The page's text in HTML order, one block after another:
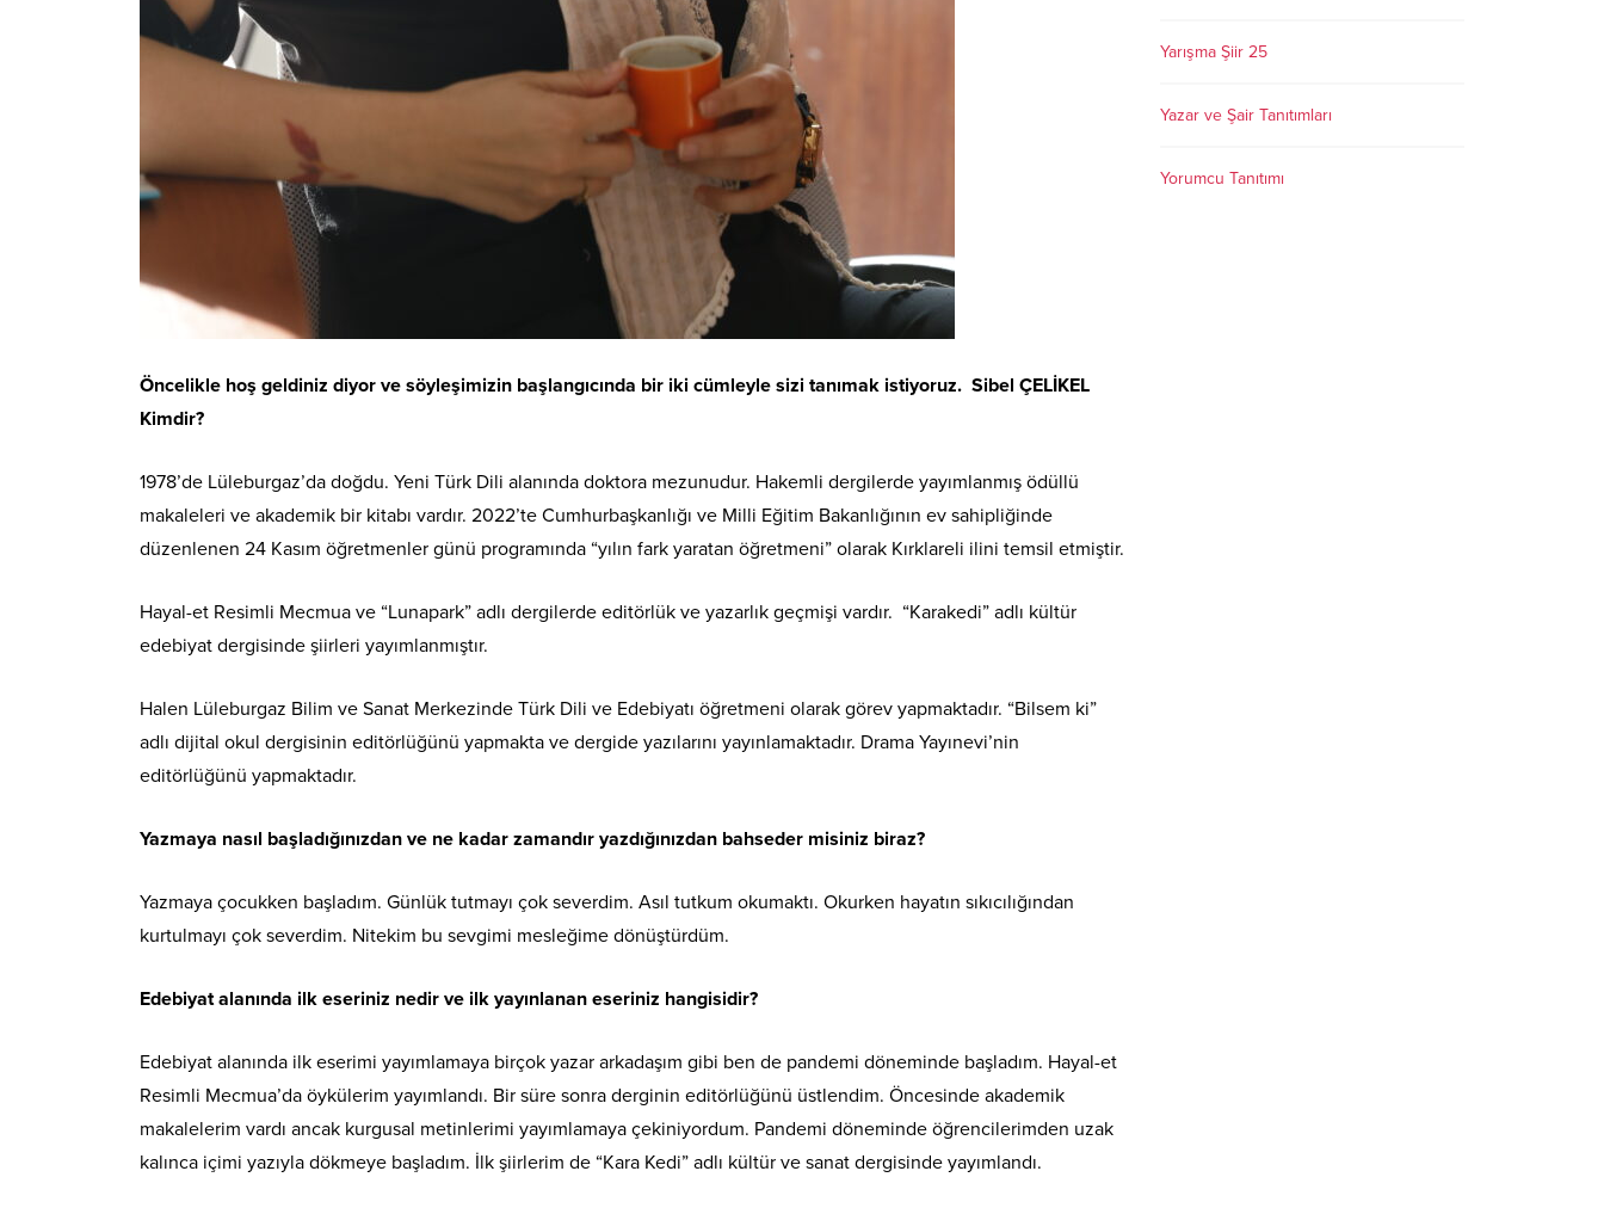
Öncelikle hoş geldiniz diyor ve söyleşimizin başlangıcında bir iki cümleyle sizi tanımak istiyoruz. Sibel ÇELİKEL
Kimdir?
1978’de Lüleburgaz’da doğdu. Yeni Türk Dili alanında doktora mezunudur. Hakemli dergilerde yayımlanmış ödüllü
makaleleri ve akademik bir kitabı vardır. 2022’te Cumhurbaşkanlığı ve Milli Eğitim Bakanlığının ev sahipliğinde
düzenlenen 24 Kasım öğretmenler günü programında “yılın fark yaratan öğretmeni” olarak Kırklareli ilini temsil etmiştir.
Hayal-et Resimli Mecmua ve “Lunapark” adlı dergilerde editörlük ve yazarlık geçmişi vardır. “Karakedi” adlı kültür
edebiyat dergisinde şiirleri yayımlanmıştır.
Halen Lüleburgaz Bilim ve Sanat Merkezinde Türk Dili ve Edebiyatı öğretmeni olarak görev yapmaktadır. “Bilsem ki”
adlı dijital okul dergisinin editörlüğünü yapmakta ve dergide yazılarını yayınlamaktadır. Drama Yayınevi’nin
editörlüğünü yapmaktadır.
Yazmaya nasıl başladığınızdan ve ne kadar zamandır yazdığınızdan bahseder misiniz biraz?
Yazmaya çocukken başladım. Günlük tutmayı çok severdim. Asıl tutkum okumaktı. Okurken hayatın sıkıcılığından
kurtulmayı çok severdim. Nitekim bu sevgimi mesleğime dönüştürdüm.
Edebiyat alanında ilk eseriniz nedir ve ilk yayınlanan eseriniz hangisidir?
Edebiyat alanında ilk eserimi yayımlamaya birçok yazar arkadaşım gibi ben de pandemi döneminde başladım. Hayal-et
Resimli Mecmua’da öykülerim yayımlandı. Bir süre sonra derginin editörlüğünü üstlendim. Öncesinde akademik
makalelerim vardı ancak kurgusal metinlerimi yayımlamaya çekiniyordum. Pandemi döneminde öğrencilerimden uzak
kalınca içimi yazıyla dökmeye başladım. İlk şiirlerim de “Kara Kedi” adlı kültür ve sanat dergisinde yayımlandı.
Yarışma Şiir 25
Yazar ve Şair Tanıtımları
Yorumcu Tanıtımı